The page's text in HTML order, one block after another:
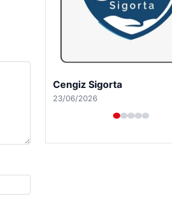
Hastaş Beton
26/05/2026